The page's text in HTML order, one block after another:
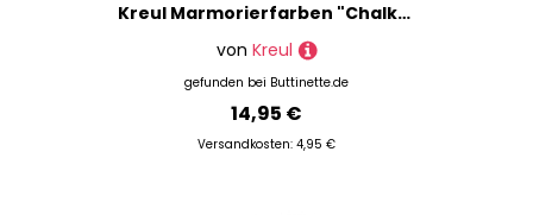
Kreul Marmorierfarben "Chalky Living", 6x 20 ml
von Kreul
gefunden bei Buttinette.de
14,95 €
Versandkosten: 4,95 €